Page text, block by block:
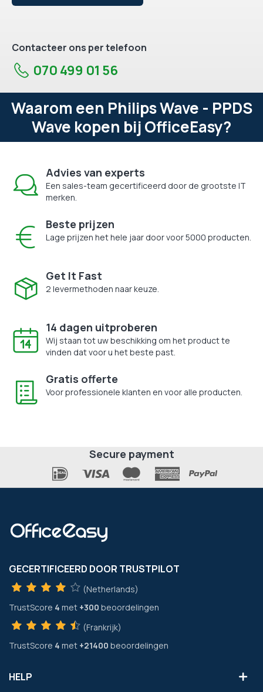
Contacteer ons per telefoon
070 499 01 56
Waarom een Philips Wave - PPDS
Wave kopen bij OfficeEasy?
Advies van experts
Een sales-team gecertificeerd door de grootste IT
merken.
Beste prijzen
Lage prijzen het hele jaar door voor 5000 producten.
Get It Fast
2 levermethoden naar keuze.
14 dagen uitproberen
Wij staan tot uw beschikking om het product te
vinden dat voor u het beste past.
Gratis offerte
Voor professionele klanten en voor alle producten.
Secure payment
GECERTIFICEERD DOOR TRUSTPILOT
(Netherlands)
TrustScore 4 met +300 beoordelingen
(Frankrijk)
TrustScore 4 met +21400 beoordelingen
HELP